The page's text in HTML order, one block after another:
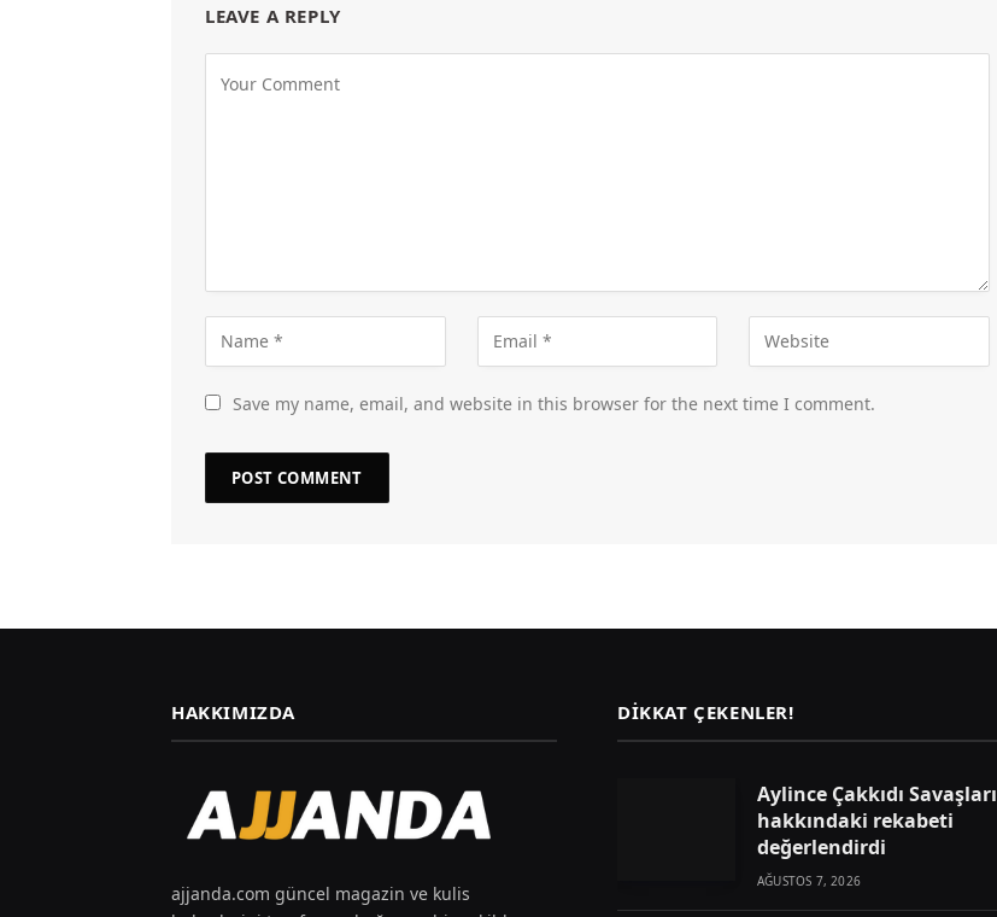
LEAVE A REPLY
Save my name, email, and website in this browser for the next time I comment.
HAKKIMIZDA
ajjanda.com güncel magazin ve kulis
DIKKAT ÇEKENLER!
Aylince Çakkıdı Savaşları
hakkındaki rekabeti
değerlendirdi
AĞUSTOS 7, 2026